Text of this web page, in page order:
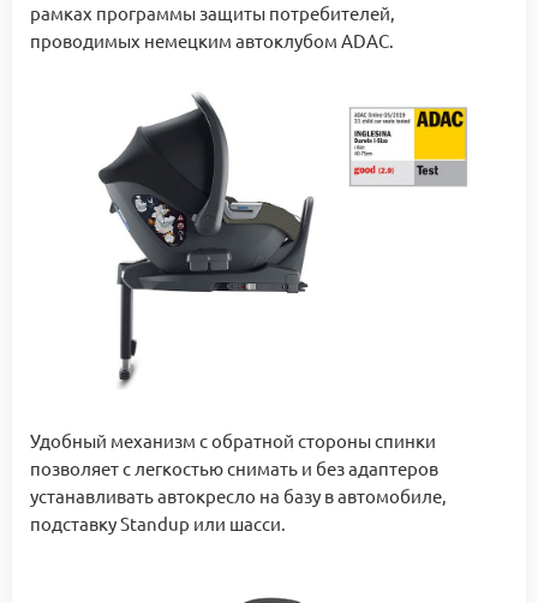
рамках программы защиты потребителей,
проводимых немецким автоклубом ADAC.
Удобный механизм с обратной стороны спинки
позволяет с легкостью снимать и без адаптеров
устанавливать автокресло на базу в автомобиле,
подставку Standup или шасси.